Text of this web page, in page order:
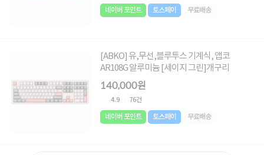
네이버 포인트 토스페이 무료배송
[ABKO] 유,무선,블루투스 기계식, 앱코
AR108G 알루미늄 [세이지 그린]개구리
140,000원
4.9 76건
네이버 포인트 토스페이 무료배송